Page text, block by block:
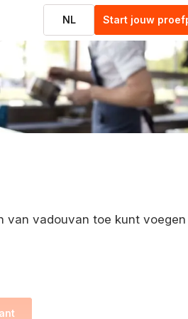
NL Start jouw
van vadouvan toe kunt